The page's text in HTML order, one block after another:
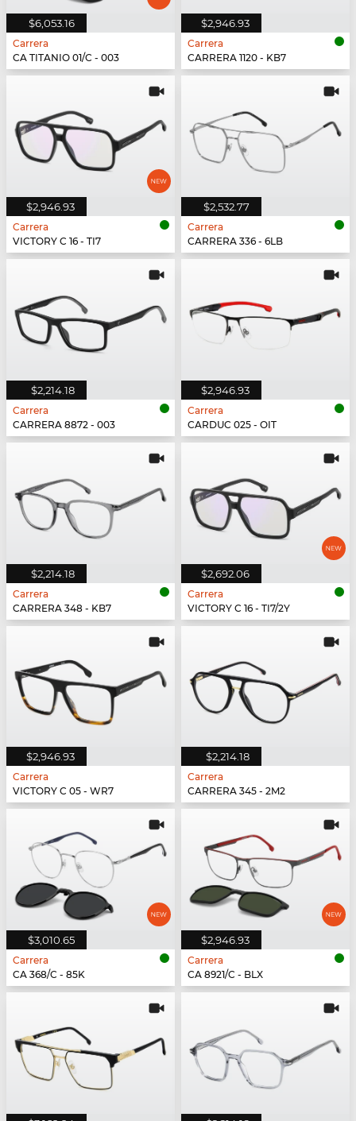
$6,053.16
Carrera
CA TITANIO 01/C - 003
$2,946.93
Carrera
CARRERA 1120 - KB7
$2,946.93
Carrera
VICTORY C 16 - TI7
$2,532.77
Carrera
CARRERA 336 - 6LB
$2,214.18
Carrera
CARRERA 8872 - 003
$2,946.93
Carrera
CARDUC 025 - OIT
$2,214.18
Carrera
CARRERA 348 - KB7
$2,692.06
Carrera
VICTORY C 16 - TI7/2Y
$2,946.93
Carrera
VICTORY C 05 - WR7
$2,214.18
Carrera
CARRERA 345 - 2M2
$3,010.65
Carrera
CA 368/C - 85K
$2,946.93
Carrera
CA 8921/C - BLX